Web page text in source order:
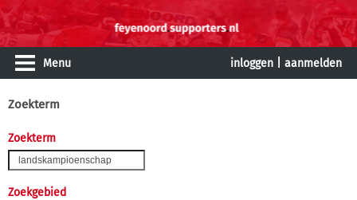
Menu inloggen aanmelden
Zoekterm
Zoekterm
Zoekgebied